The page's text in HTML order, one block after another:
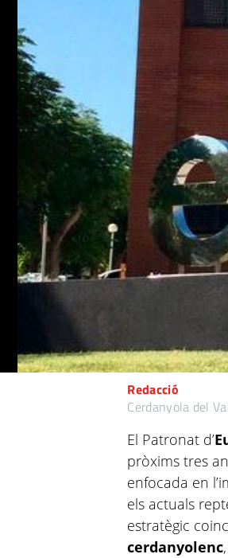
Redacció
Cerdanyola del
El Patronat d’
pròxims tres
enfocada en
els actuals
estratègic
cerdanyolenc